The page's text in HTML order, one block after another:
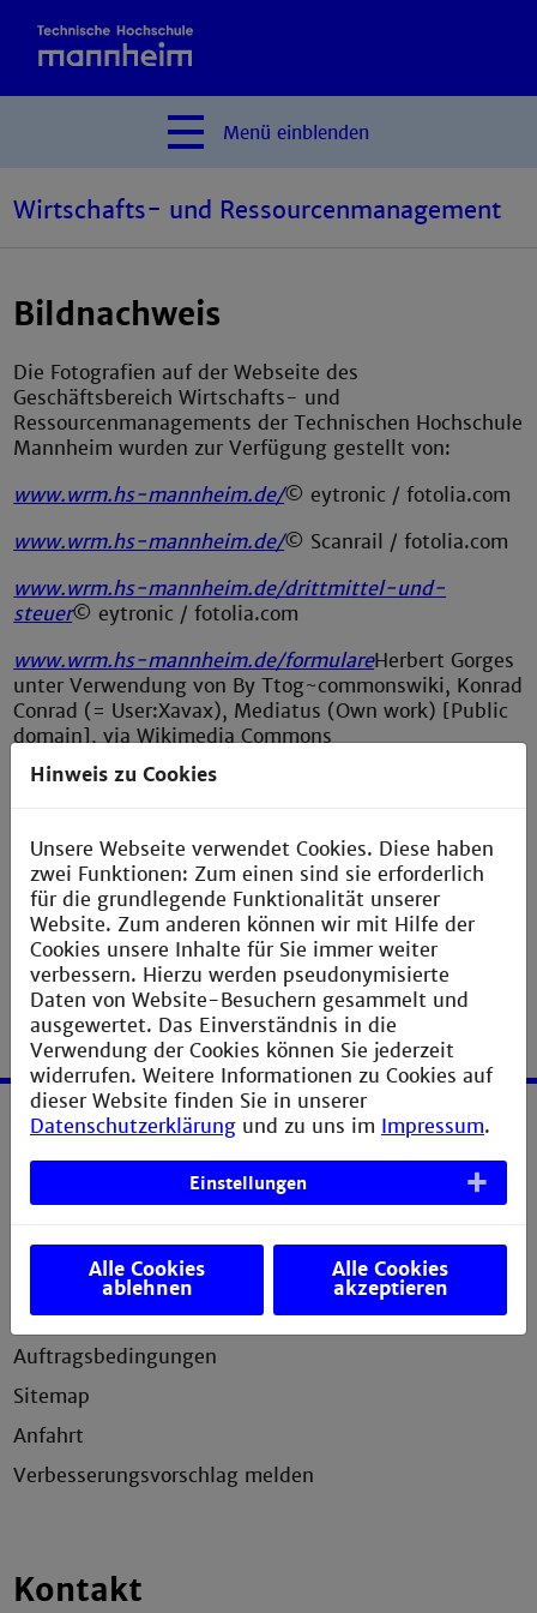
Menü einblenden
Wirtschafts- und Ressourcenmanagement
Bildnachweis
Die Fotografien auf der Webseite des
Geschäftsbereich Wirtschafts- und
Ressourcenmanagements der Technischen Hochschule
Mannheim wurden zur Verfügung gestellt von:
www.wrm.hs-mannheim.de/© eytronic / fotolia.com
www.wrm.hs-mannheim.de/© Scanrail / fotolia.com
www.wrm.hs-mannheim.de/drittmittel-und-
steuer© eytronic / fotolia.com
www.wrm.hs-mannheim.de/formulareHerbert Gorges
unter Verwendung von By Ttog~commonswiki, Konrad
Conrad (= User:Xavax), Mediatus (Own work) [Public
domain], via Wikimedia Commons
Alle anderen Bilder Herbert Gorges, Technische
Service
Impressum
Datenschutzerklärung
Bildnachweis
Auftragsbedingungen
Sitemap
Anfahrt
Verbesserungsvorschlag melden
Kontakt
Hinweis zu Cookies
Unsere Webseite verwendet Cookies. Diese haben
zwei Funktionen: Zum einen sind sie erforderlich
für die grundlegende Funktionalität unserer
Website. Zum anderen können wir mit Hilfe der
Cookies unsere Inhalte für Sie immer weiter
verbessern. Hierzu werden pseudonymisierte
Daten von Website-Besuchern gesammelt und
ausgewertet. Das Einverständnis in die
Verwendung der Cookies können Sie jederzeit
widerrufen. Weitere Informationen zu Cookies auf
dieser Website finden Sie in unserer
Datenschutzerklärung und zu uns im Impressum.
Einstellungen
Alle Cookies
ablehnen
Alle Cookies
akzeptieren